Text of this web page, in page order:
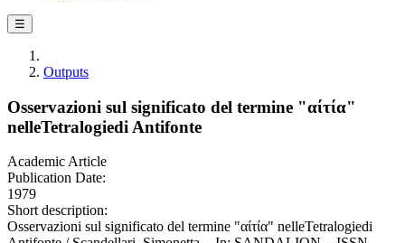
☰
Outputs
Osservazioni sul significato del termine "αίτία"
nelleTetralogiedi Antifonte
Academic Article
Publication Date:
1979
Short description:
Osservazioni sul significato del termine "αίτία" nelleTetralogiedi